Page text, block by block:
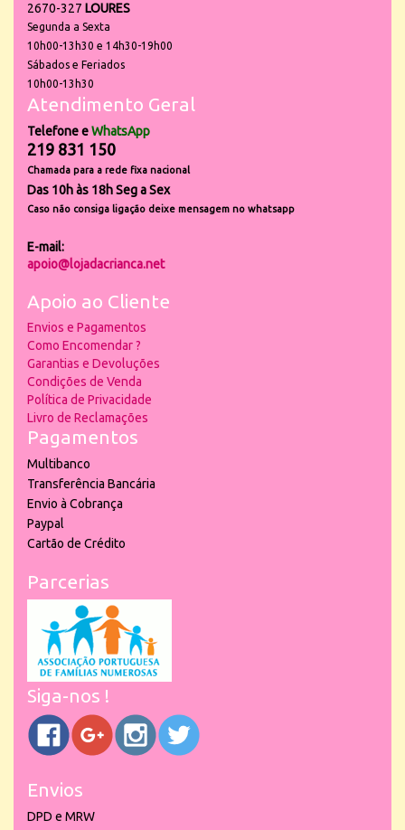
2670-327 LOURES
Segunda a Sexta
10h00-13h30 e 14h30-19h00
Sábados e Feriados
10h00-13h30
Atendimento Geral
Telefone eWhatsApp
219 831 150
Chamada para a rede fixa nacional
Das 10h às 18h Seg a Sex
Caso não consiga ligação deixe mensagem no whatsapp
E-mail:
apoio@lojadacrianca.net
Apoio ao Cliente
Envios e Pagamentos
Como Encomendar ?
Garantias e Devoluções
Condições de Venda
Política de Privacidade
Livro de Reclamações
Pagamentos
Multibanco
Transferência Bancária
Envio à Cobrança
Paypal
Cartão de Crédito
Parcerias
Siga-nos !
Envios
DPD e MRW